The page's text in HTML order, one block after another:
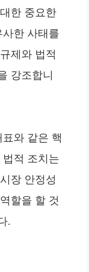
한 중요한
한 사태를
제와 법적
강조합니
와 같은 핵
적 조치는
장 안정성
할을 할 것
.